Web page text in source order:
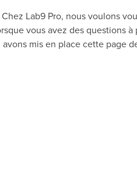
Chez Lab9 Pro, nous voulons
vous avez des questions
avons mis en place cette page